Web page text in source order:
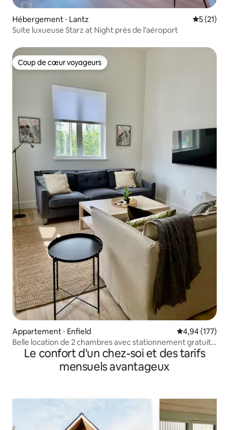
Hébergement ⋅ Lantz
5 (21)
Suite luxueuse Starz at Night près de l’aéroport
Coup de cœur voyageurs
Coup de cœur voyageurs
Appartement ⋅ Enfield Évaluation
4,94 (177)
Belle location de 2 chambres avec stationnement gratuit
sur place
Le confort d'un chez-soi et des tarifs
mensuels avantageux